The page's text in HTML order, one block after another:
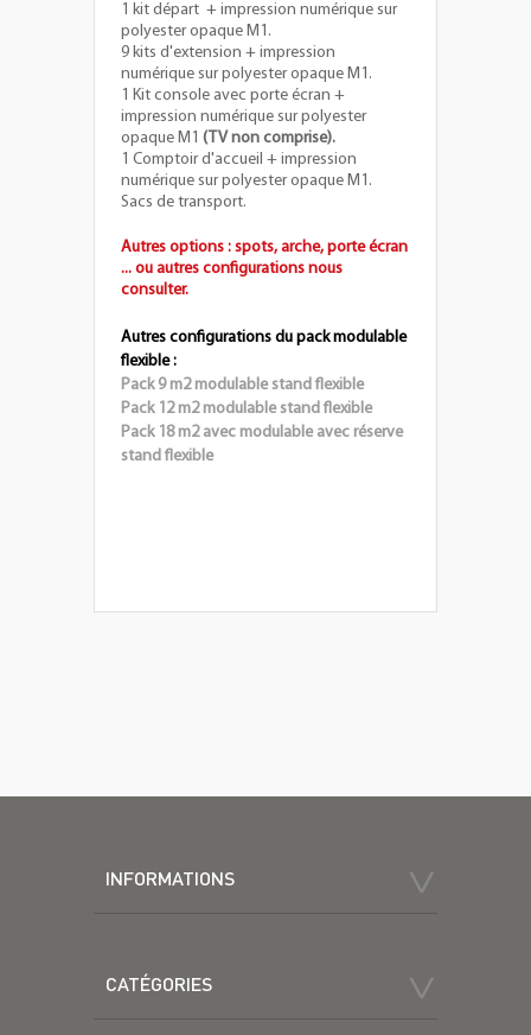
1 kit départ + impression numérique sur
polyester opaque M1.
9 kits d'extension + impression
numérique sur polyester opaque M1.
1 Kit console avec porte écran +
impression numérique sur polyester
opaque M1 (TV non comprise).
1 Comptoir d'accueil + impression
numérique sur polyester opaque M1.
Sacs de transport.
Autres options : spots, arche, porte écran
... ou autres configurations nous
consulter.
Autres configurations du pack modulable
flexible :
Pack 9 m2 modulable stand flexible
Pack 12 m2 modulable stand flexible
Pack 18 m2 avec modulable avec réserve
stand flexible
INFORMATIONS
CATÉGORIES